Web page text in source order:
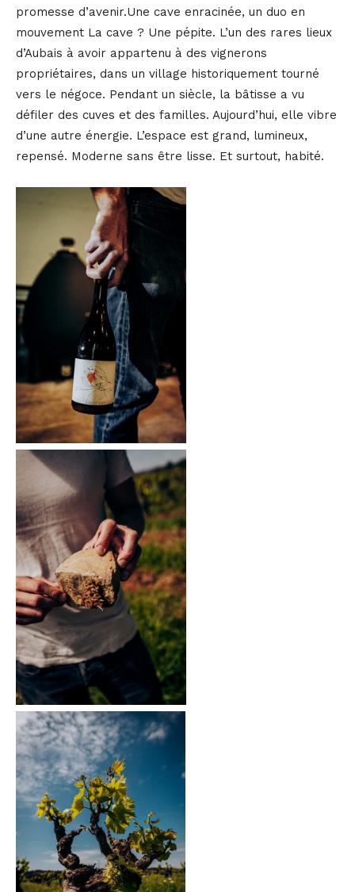
promesse d’avenir.Une cave enracinée, un duo en
mouvement La cave ? Une pépite. L’un des rares lieux
d’Aubais à avoir appartenu à des vignerons
propriétaires, dans un village historiquement tourné
vers le négoce. Pendant un siècle, la bâtisse a vu
défiler des cuves et des familles. Aujourd’hui, elle vibre
d’une autre énergie. L’espace est grand, lumineux,
repensé. Moderne sans être lisse. Et surtout, habité.